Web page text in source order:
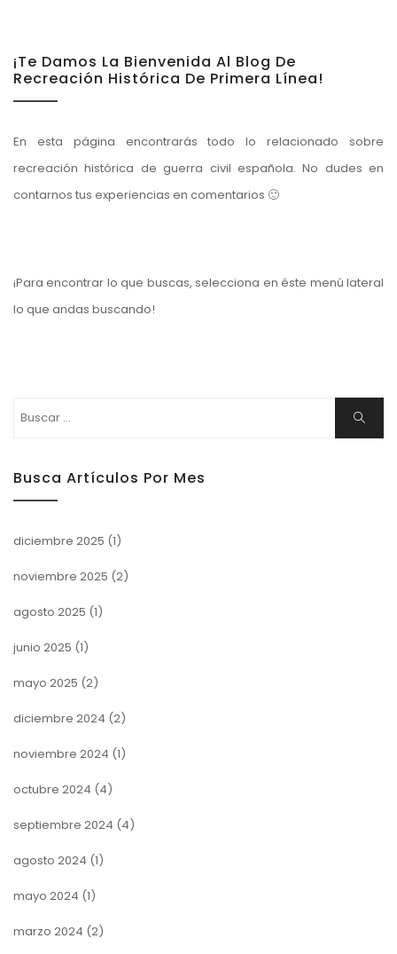
¡Te Damos La Bienvenida Al Blog De
Recreación Histórica De Primera Línea!
En esta página encontrarás todo lo relacionado sobre
recreación histórica de guerra civil española. No dudes en
contarnos tus experiencias en comentarios 🙂
¡Para encontrar lo que buscas, selecciona en éste menú lateral
lo que andas buscando!
Buscar: Buscar
Busca Artículos Por Mes
diciembre 2025 (1)
noviembre 2025 (2)
agosto 2025 (1)
junio 2025 (1)
mayo 2025 (2)
diciembre 2024 (2)
noviembre 2024 (1)
octubre 2024 (4)
septiembre 2024 (4)
agosto 2024 (1)
mayo 2024 (1)
marzo 2024 (2)